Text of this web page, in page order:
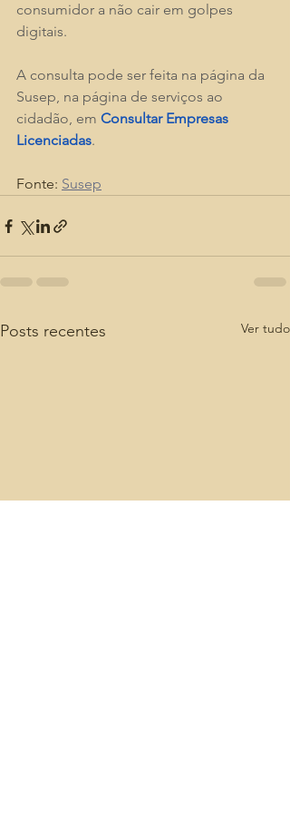
consumidor a não cair em golpes
digitais.
A consulta pode ser feita na página da
Susep, na página de serviços ao
cidadão, em Consultar Empresas
Licenciadas.
Fonte: Susep
Posts recentes Ver tudo